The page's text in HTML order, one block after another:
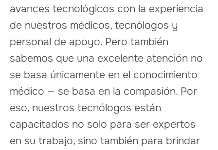
avances tecnológicos con la experiencia
de nuestros médicos, tecnólogos y
personal de apoyo. Pero también
sabemos que una excelente atención no
se basa únicamente en el conocimiento
médico — se basa en la compasión. Por
eso, nuestros tecnólogos están
capacitados no solo para ser expertos
en su trabajo, sino también para brindar